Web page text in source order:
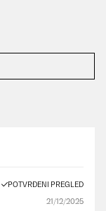
POTVRĐENI PREGLED
21/12/2025